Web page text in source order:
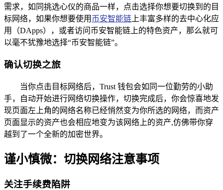
需求，如同挑选心仪的商品一样，点击选择你想要切换到的目
标网络，如果你想要使用 币安智能链上丰富多样的去中心化应
用（DApps），或者访问币安智能链上的特色资产，那么就可
以毫不犹豫地选择“币安智能链”。
确认切换之旅
当你点击目标网络后，Trust 钱包会如同一位勤劳的小助
手，自动开始进行网络切换操作，切换完成后，你会惊喜地发
现页面左上角的网络名称已经悄然变为你所选的网络，而资产
页面显示的资产也会相应地变为该网络上的资产,仿佛带你穿
越到了一个全新的加密世界。
谨小慎微：切换网络注意事项
关注手续费陷阱